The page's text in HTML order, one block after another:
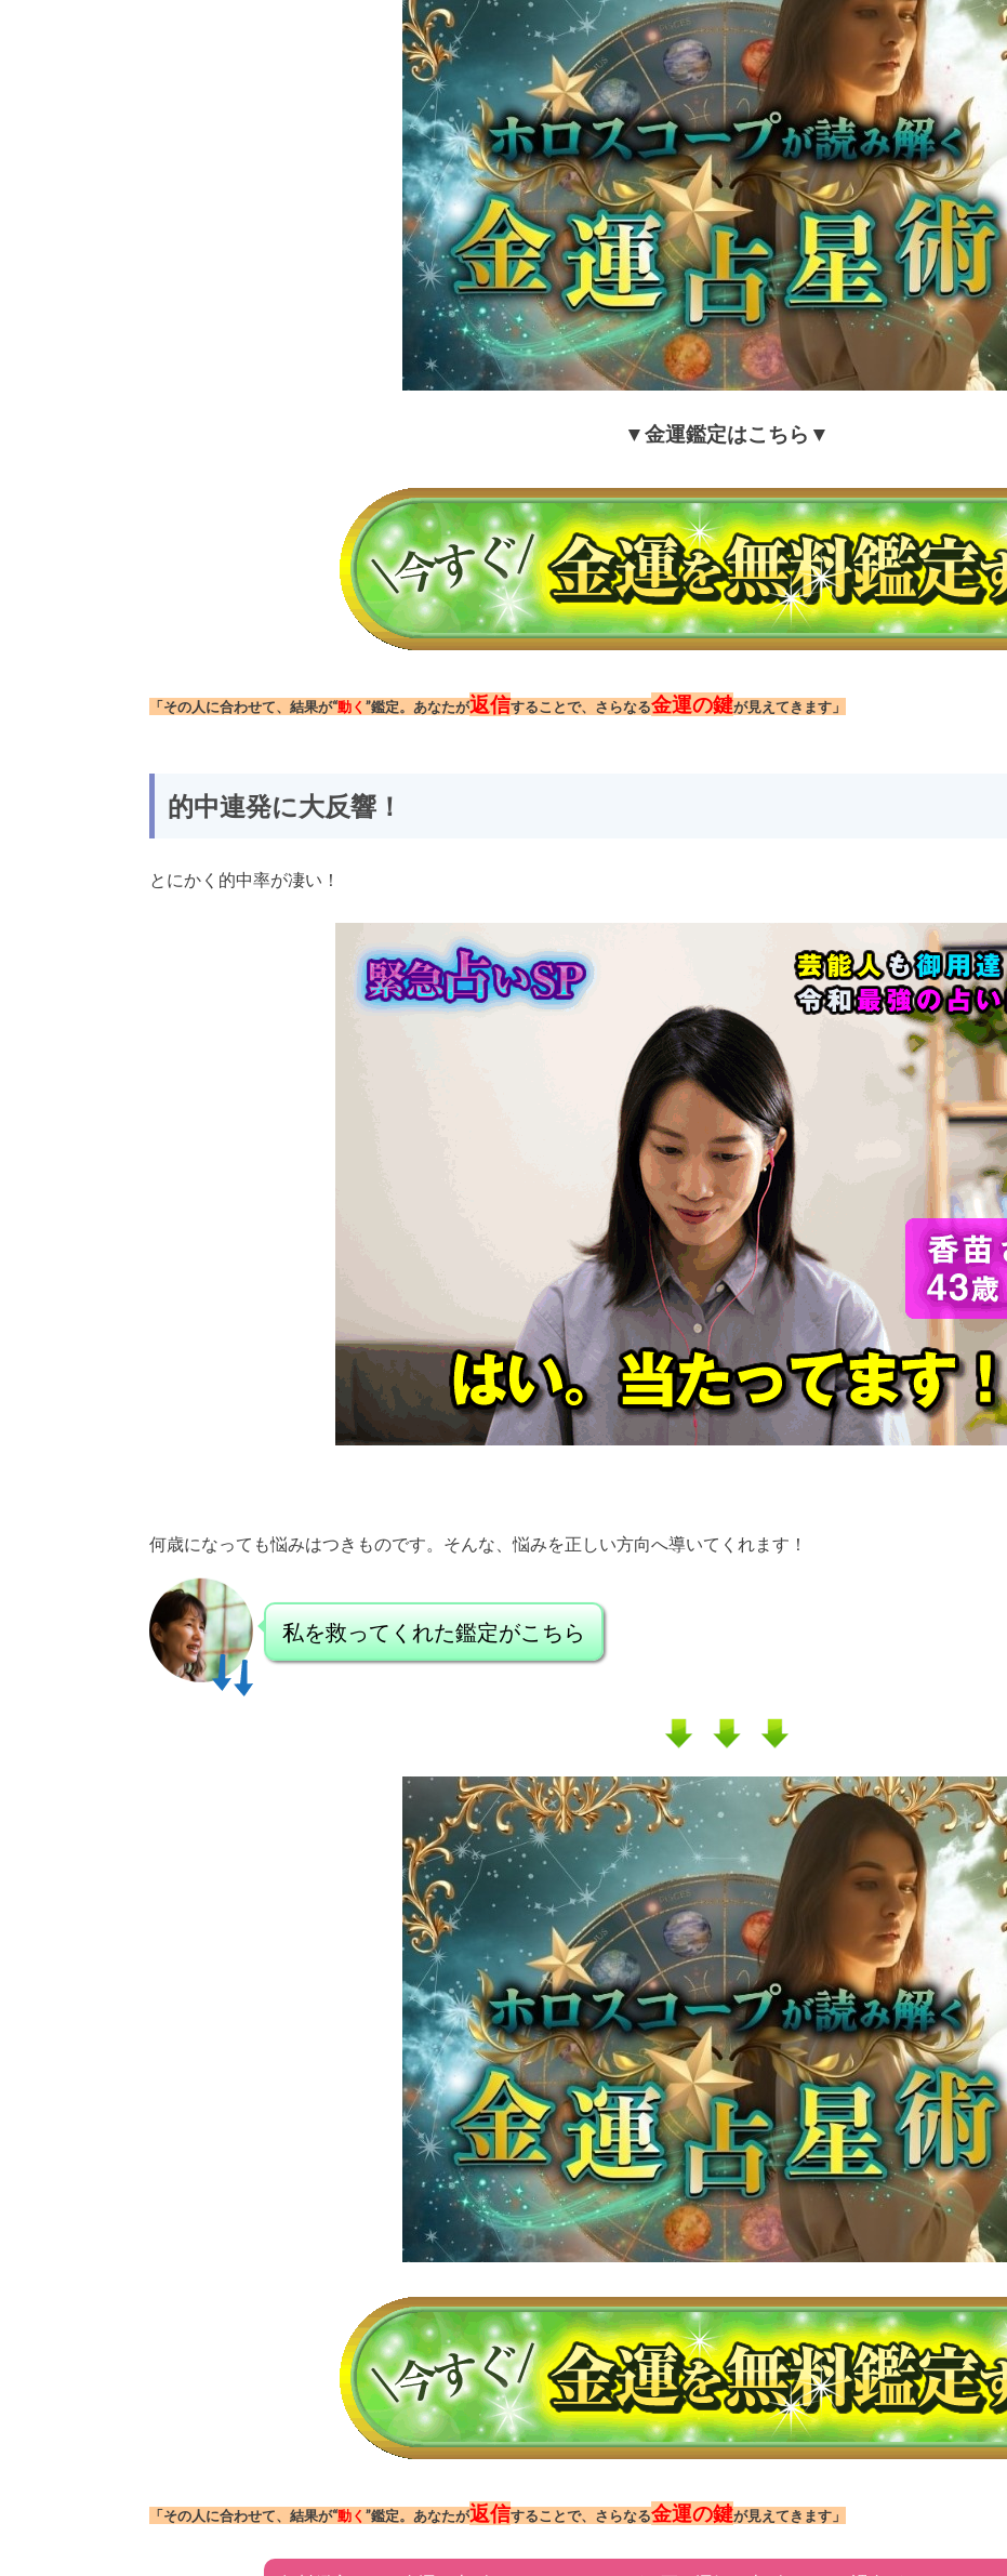
▼金運鑑定はこちら▼
「その人に合わせて、結果が“動く ”鑑定。あなたが返信することで、さらなる金運の鍵が見えてきます」
的中連発に大反響！
とにかく的中率が凄い！
何歳になっても悩みはつきものです。 そんな、悩みを正しい方向へ導いてくれます！
私を救ってくれた鑑定がこちら
「その人に合わせて、結果が“動く ”鑑定。あなたが返信することで、さらなる金運の鍵が見えてきます」